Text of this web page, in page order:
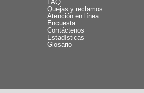
FAQ
Quejas y reclamos
Atención en línea
Encuesta
Contáctenos
Estadísticas
Glosario